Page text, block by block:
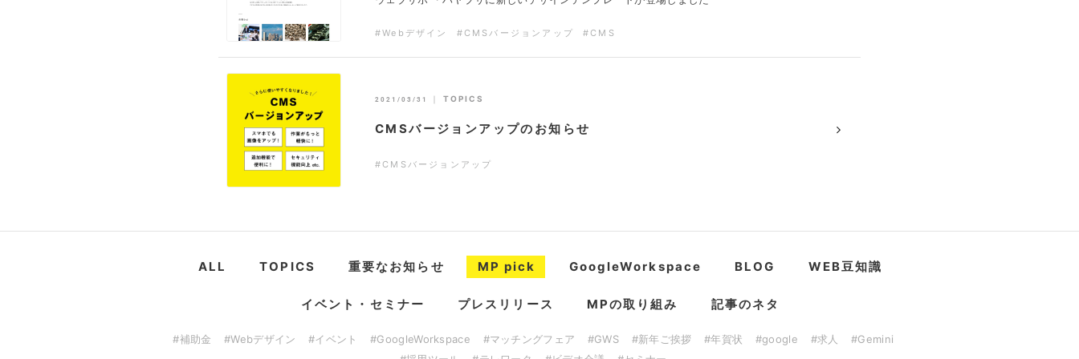
#Webデザイン #CMSバージョンアップ #CMS
2021/03/31 ｜ TOPICS
CMSバージョンアップのお知らせ
#CMSバージョンアップ
ALL TOPICS 重要なお知らせ MP pick GoogleWorkspace BLOG WEB豆知識
イベント・セミナー プレスリリース MPの取り組み 記事のネタ
#補助金 #Webデザイン #イベント #GoogleWorkspace #マッチングフェア #GWS #新年ご挨拶 #年賀状 #google #求人
#Gemini